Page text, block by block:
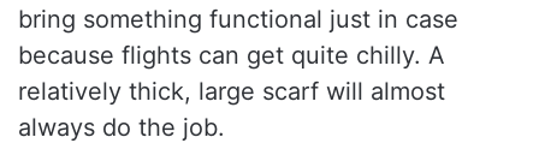
bring something functional just in case
because flights can get quite chilly. A
relatively thick, large scarf will almost
always do the job.